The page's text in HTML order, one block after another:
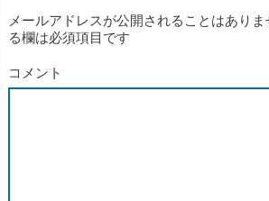
メールアドレスが公開されることはありま
る欄は必須項目です
コメント